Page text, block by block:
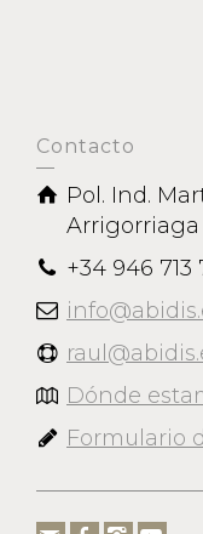
Contacto
Pol. Ind.
Arrigorriaga
+34 946 713
Dónde
Formulario